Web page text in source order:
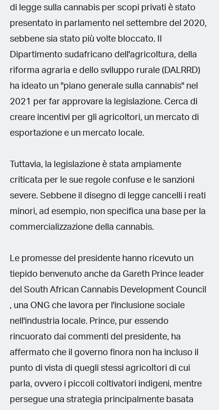
di legge sulla cannabis per scopi privati è stato
presentato in parlamento nel settembre del 2020,
sebbene sia stato più volte bloccato. Il
Dipartimento sudafricano dell'agricoltura, della
riforma agraria e dello sviluppo rurale (DALRRD)
ha ideato un "piano generale sulla cannabis" nel
2021 per far approvare la legislazione. Cerca di
creare incentivi per gli agricoltori, un mercato di
esportazione e un mercato locale.
Tuttavia, la legislazione è stata ampiamente
criticata per le sue regole confuse e le sanzioni
severe. Sebbene il disegno di legge cancelli i reati
minori, ad esempio, non specifica una base per la
commercializzazione della cannabis.
Le promesse del presidente hanno ricevuto un
tiepido benvenuto anche da Gareth Prince leader
del South African Cannabis Development Council
, una ONG che lavora per l'inclusione sociale
nell'industria locale. Prince, pur essendo
rincuorato dai commenti del presidente, ha
affermato che il governo finora non ha incluso il
punto di vista di quegli stessi agricoltori di cui
parla, ovvero i piccoli coltivatori indigeni, mentre
persegue una strategia principalmente basata